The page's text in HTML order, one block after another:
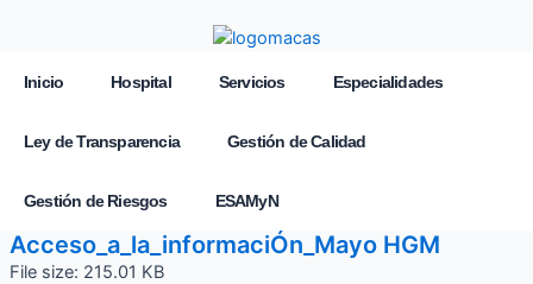
Inicio Hospital Servicios Especialidades
Ley de Transparencia Gestión de Calidad
Gestión de Riesgos ESAMyN
Acceso_a_la_informaciÓn_Mayo HGM
File size: 215.01 KB